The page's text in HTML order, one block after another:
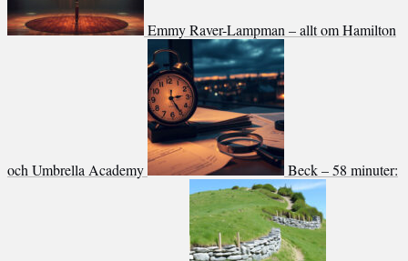
Emmy Raver-Lampman – allt om Hamilton
och Umbrella Academy Beck – 58 minuter: